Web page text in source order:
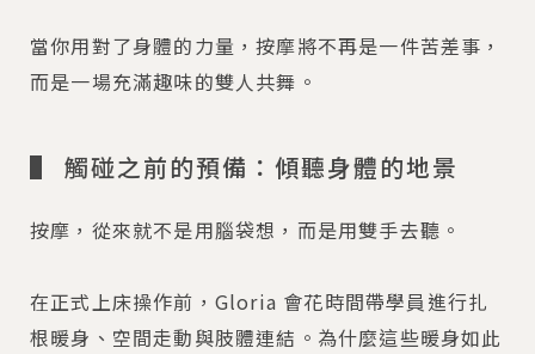
當你用對了身體的力量，按摩將不再是一件苦差事，
而是一場充滿趣味的雙人共舞。
▌ 觸碰之前的預備：傾聽身體的地景
按摩，從來就不是用腦袋想，而是用雙手去聽。
在正式上床操作前，Gloria 會花時間帶學員進行扎
根暖身、空間走動與肢體連結。為什麼這些暖身如此